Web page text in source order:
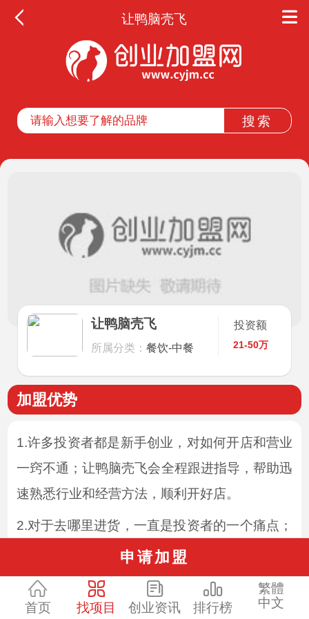
让鸭脑壳飞
让鸭脑壳飞
所属分类： 餐饮-中餐
投资额
21-50万
加盟优势
1.许多投资者都是新手创业，对如何开店和营业
一窍不通；让鸭脑壳飞会全程跟进指导，帮助迅
速熟悉行业和经营方法，顺利开好店。
2.对于去哪里进货，一直是投资者的一个痛点；
总部有专属的原料和物流渠道，价格上也比市面
上的地，而且保证及时送达，保证了稳定性。
3.根据市面上的最新信息，结合热点进行宣传，
申请加盟
首页 找项目 创业资讯 排行榜
繁體
中文